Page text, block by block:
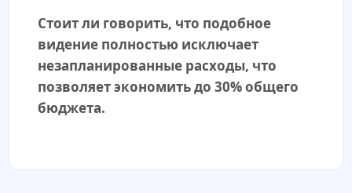
Стоит ли говорить, что подобное
видение полностью исключает
незапланированные расходы, что
позволяет экономить до 30% общего
бюджета.